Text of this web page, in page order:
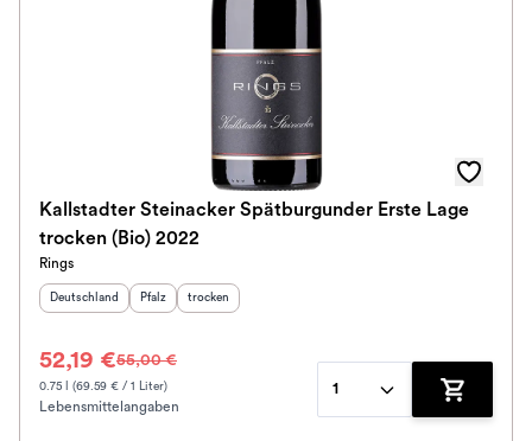
Kallstadter Steinacker Spätburgunder Erste Lage
trocken (Bio) 2022
Rings
Herkunftsland
Deutschland Herkunftsregion
Pfalz Geschmack
trocken
52,19 €55,00 €
0.75 l (69.59 € / 1 Liter)
Lebensmittelangaben
1
Zum